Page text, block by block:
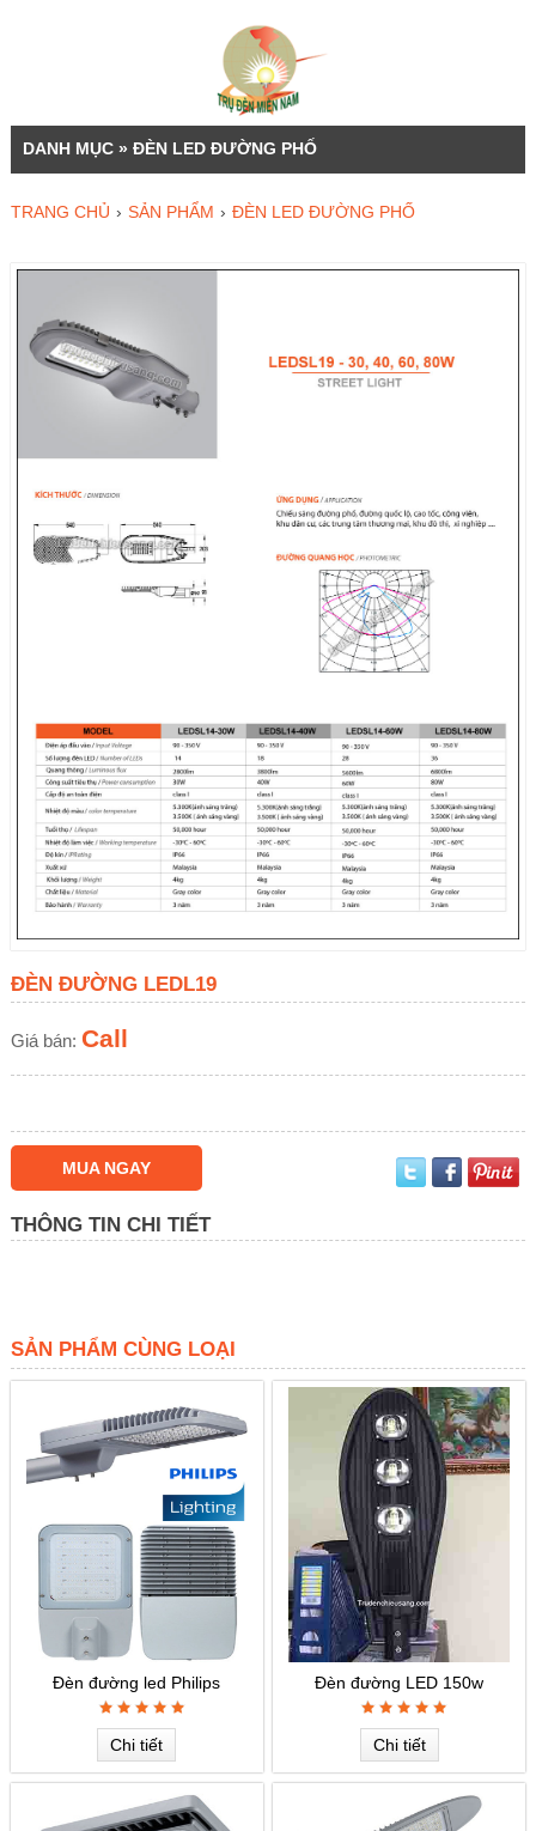
DANH MỤC » ĐÈN LED ĐƯỜNG PHỐ
TRANG CHỦ › SẢN PHẨM › ĐÈN LED ĐƯỜNG PHỐ
ĐÈN ĐƯỜNG LEDL19
Giá bán: Call
MUA NGAY
THÔNG TIN CHI TIẾT
SẢN PHẨM CÙNG LOẠI
Đèn đường led Philips
Chi tiết
Đèn đường LED 150w
Chi tiết